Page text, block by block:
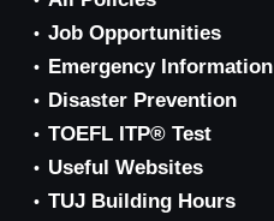
Job Opportunities
Emergency Information
Disaster Prevention
TOEFL ITP® Test
Useful Websites
TUJ Building Hours